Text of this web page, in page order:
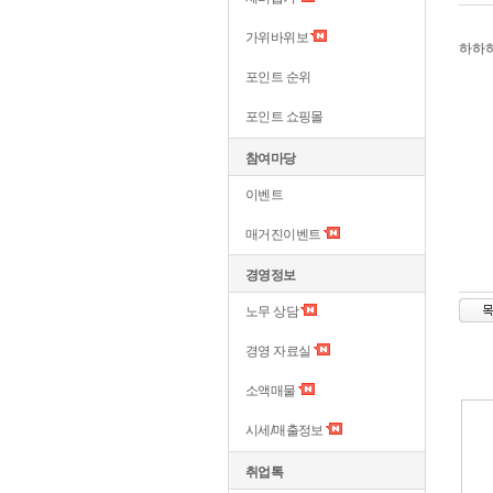
가위바위보
포인트 순위
포인트 쇼핑몰
참여마당
이벤트
매거진이벤트
경영정보
노무 상담
경영 자료실
소액매물
시세/매출정보
취업톡
하하